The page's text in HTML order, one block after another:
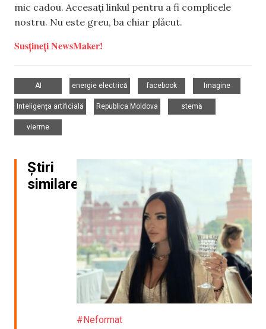
mic cadou. Accesați linkul pentru a fi complicele
nostru. Nu este greu, ba chiar plăcut.
Susțineți NewsMaker!
AI
energie electrică
facebook
Imagine
Inteligența artificială
Republica Moldova
stemă
vierme
Știri
similare
#Neformat